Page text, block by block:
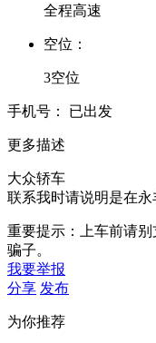
全程高速
空位：
3空位
手机号： 已出发
更多描述
大众轿车
联系我时请说明是在
重要提示：上车前请
骗子。
我要举报
分享 发布
为你推荐